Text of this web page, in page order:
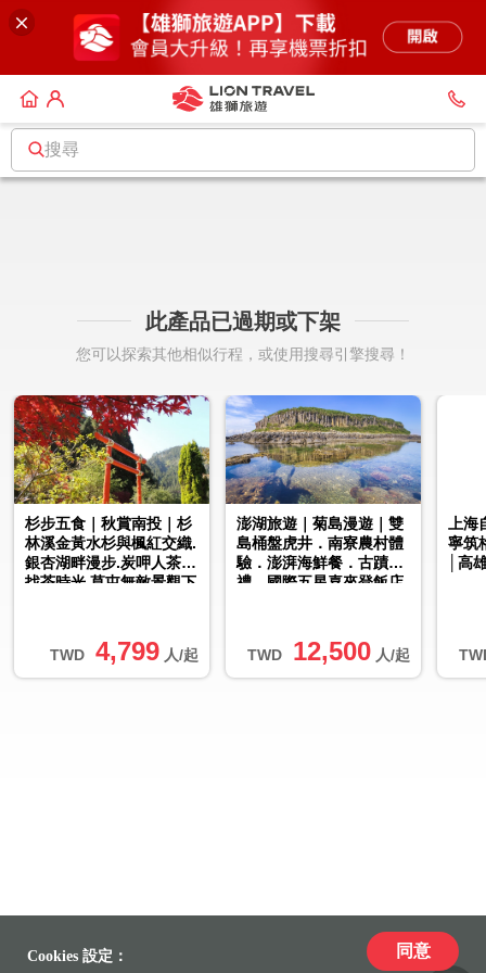
搜尋
此產品已過期或下架
您可以探索其他相似行程，或使用搜尋引擎搜尋！
TWD 4,799 人/起
杉步五食｜秋賞南投｜杉
林溪金黃水杉與楓紅交織.
銀杏湖畔漫步.炭呷人茶舍
找茶時光.草屯無敵景觀下
TWD
12,500 人/起
澎湖旅遊｜菊島漫遊｜雙
島桶盤虎井．南寮農村體
驗．澎湃海鮮餐．古蹟巡
禮．國際五星喜來登飯店
上
寧筑
│高
Cookies 設定： 同意